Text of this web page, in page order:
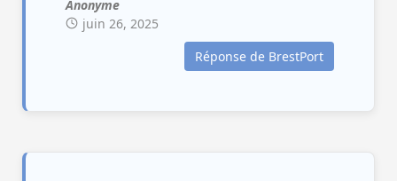
Anonyme
juin 26, 2025
Réponse de BrestPort